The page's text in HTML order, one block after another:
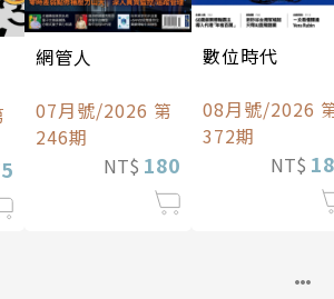
網管人
07月號/2026 第
246期
NT$ 180
數位時代
08月號/2026
372期
NT$